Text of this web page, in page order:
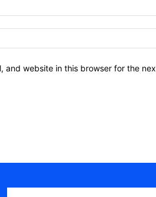
and website in this browser for the